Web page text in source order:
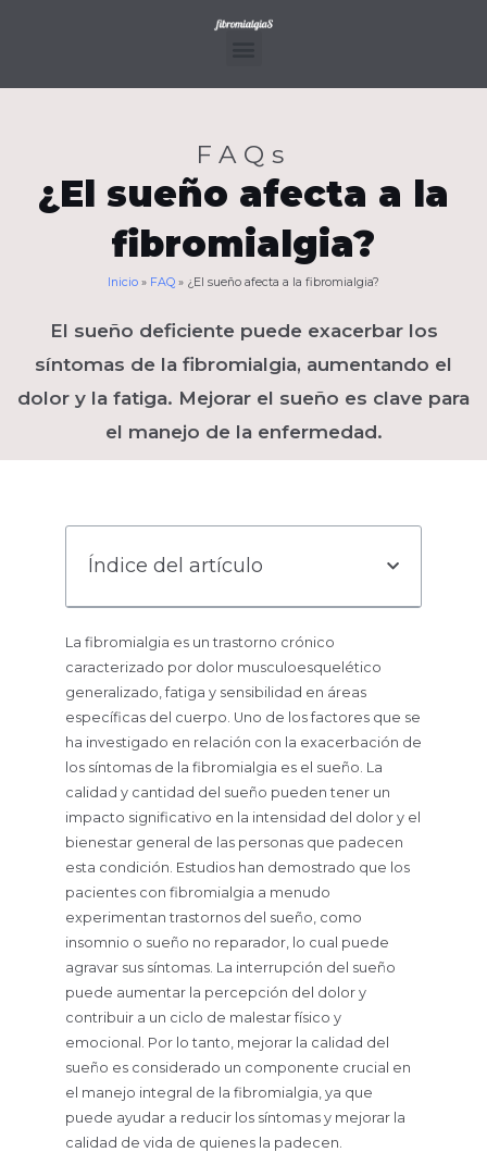
FAQs
¿El sueño afecta a la
fibromialgia?
Inicio » FAQ » ¿El sueño afecta a la fibromialgia?
El sueño deficiente puede exacerbar los
síntomas de la fibromialgia, aumentando el
dolor y la fatiga. Mejorar el sueño es clave para
el manejo de la enfermedad.
Índice del artículo
La fibromialgia es un trastorno crónico
caracterizado por dolor musculoesquelético
generalizado, fatiga y sensibilidad en áreas
específicas del cuerpo. Uno de los factores que se
ha investigado en relación con la exacerbación de
los síntomas de la fibromialgia es el sueño. La
calidad y cantidad del sueño pueden tener un
impacto significativo en la intensidad del dolor y el
bienestar general de las personas que padecen
esta condición. Estudios han demostrado que los
pacientes con fibromialgia a menudo
experimentan trastornos del sueño, como
insomnio o sueño no reparador, lo cual puede
agravar sus síntomas. La interrupción del sueño
puede aumentar la percepción del dolor y
contribuir a un ciclo de malestar físico y
emocional. Por lo tanto, mejorar la calidad del
sueño es considerado un componente crucial en
el manejo integral de la fibromialgia, ya que
puede ayudar a reducir los síntomas y mejorar la
calidad de vida de quienes la padecen.